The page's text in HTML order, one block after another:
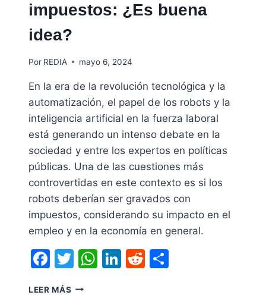
impuestos: ¿Es buena
idea?
Por REDIA mayo 6, 2024
En la era de la revolución tecnológica y la
automatización, el papel de los robots y la
inteligencia artificial en la fuerza laboral
está generando un intenso debate en la
sociedad y entre los expertos en políticas
públicas. Una de las cuestiones más
controvertidas en este contexto es si los
robots deberían ser gravados con
impuestos, considerando su impacto en el
empleo y en la economía en general.
Facebook
Twitter
WhatsApp
LinkedIn
Reddit
LEER MÁS